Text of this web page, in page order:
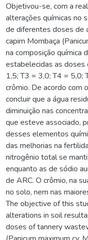
Objetivou-se, com a
alterações químicas no
de diferentes doses de
capim Mombaça
na composição química
estabelecidas as doses
1,5; T3 = 3,0; T4 = 5,0;
crômio. De acordo com
concluir que a água
diminuição nas
que esteve associado,
desses elementos
das melhorias na
nitrogênio total se
enquanto as de sódio
de ARC. O crômio, na
no solo, nem nas
The objective of this
alterations in soil
doses of tannery